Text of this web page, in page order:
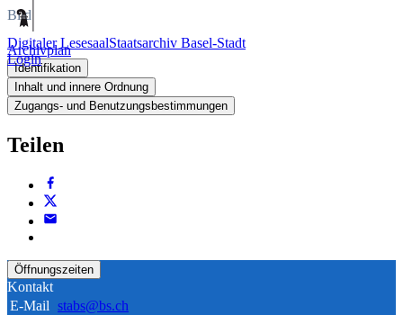
Digitaler LesesaalStaatsarchiv Basel-Stadt
Login
Bild
Archivplan
Identifikation
Inhalt und innere Ordnung
Zugangs- und Benutzungsbestimmungen
Teilen
Öffnungszeiten
Kontakt
E-Mail stabs@bs.ch